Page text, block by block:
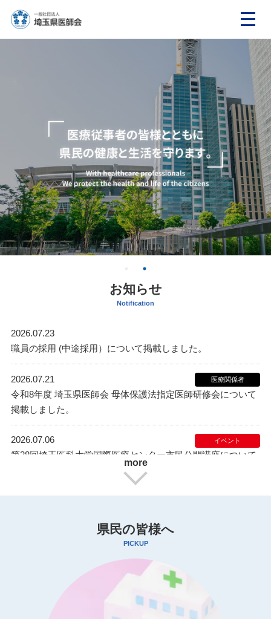
お知らせ
Notification
2026.07.23
職員の採用 (中途採用）について掲載しました。
2026.07.21 医療関係者
令和8年度 埼玉県医師会 母体保護法指定医師研修会について
掲載しました。
2026.07.06 イベント
第38回埼玉医科大学国際医療センター市民公開講座について
【8月1日(土)13時～15時30分】
日(土)13～14時開催】
令和８年度 第１回埼玉県健康スポーツ医会学術講演会（日医
認定健康スポーツ医学再研修会）の開催について
more
県民の皆様へ
PICKUP